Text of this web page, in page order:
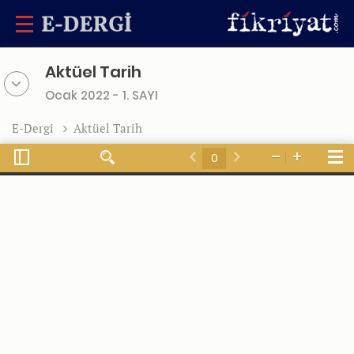
Aktüel Tarih
Ocak 2022 - 1. SAYI
E-Dergi Aktüel Tarih
Toggle
Sidebar
Find
Previous
Next
Tools
Zoom
Zoom